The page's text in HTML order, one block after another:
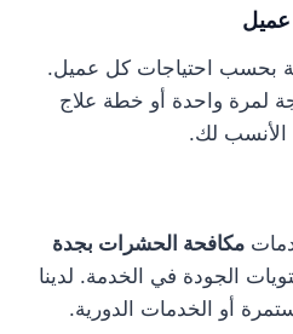
احتياجات كل عميل.
لمرة واحدة أو خطة علاج
الأنسب لك.
مكافحة الحشرات بجدة
الجودة في الخدمة. لدينا
أو الخدمات الدورية.